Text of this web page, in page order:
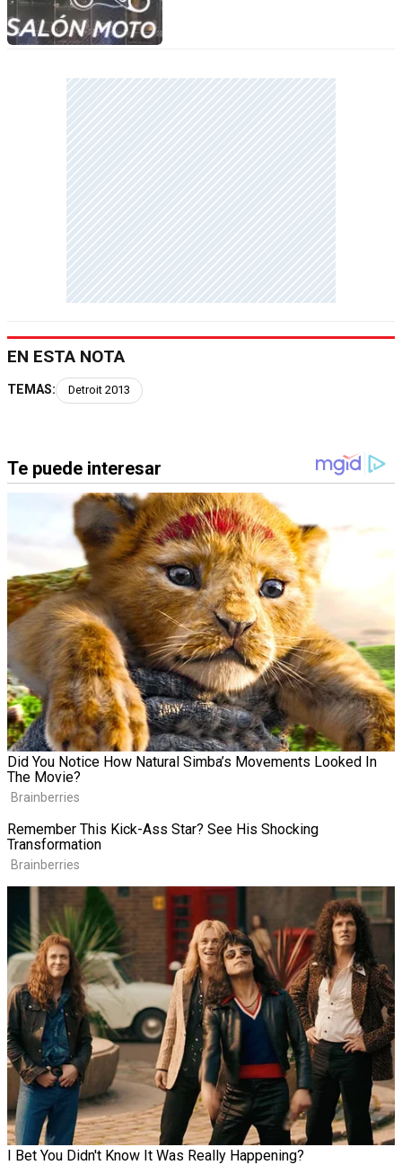
EN ESTA NOTA
TEMAS: Detroit 2013